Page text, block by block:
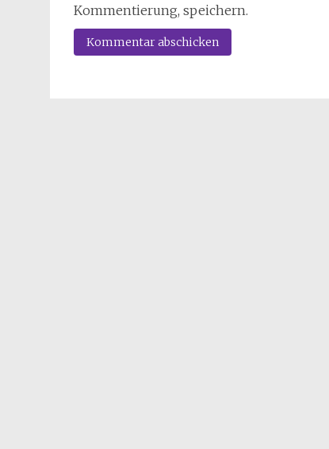
Kommentierung, speichern.